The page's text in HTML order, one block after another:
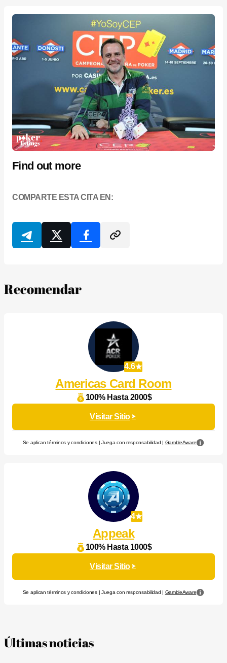
Find out more
COMPARTE ESTA CITA EN:
Recomendar
4.6
Americas Card Room
100% Hasta 2000$
Visitar Sitio
Se aplican términos y condiciones | Juega con responsabilidad | GambleAware
4
Appeak
100% Hasta 1000$
Visitar Sitio
Se aplican términos y condiciones | Juega con responsabilidad | GambleAware
Últimas noticias